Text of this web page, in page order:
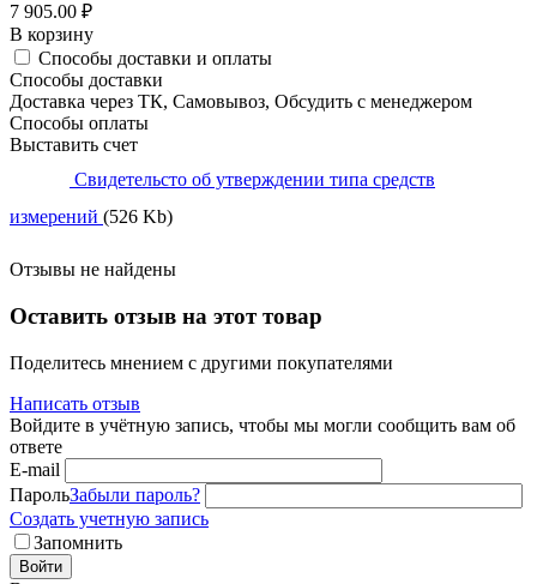
7 905.00 ₽
В корзину
Способы доставки и оплаты
Способы доставки
Доставка через ТК, Самовывоз, Обсудить с менеджером
Способы оплаты
Выставить счет
Свидетельсто об утверждении типа средств
измерений (526 Kb)
Отзывы не найдены
Оставить отзыв на этот товар
Поделитесь мнением с другими покупателями
Написать отзыв
Войдите в учётную запись, чтобы мы могли сообщить вам об
ответе
E-mail
ПарольЗабыли пароль?
Создать учетную запись
Запомнить
Войти